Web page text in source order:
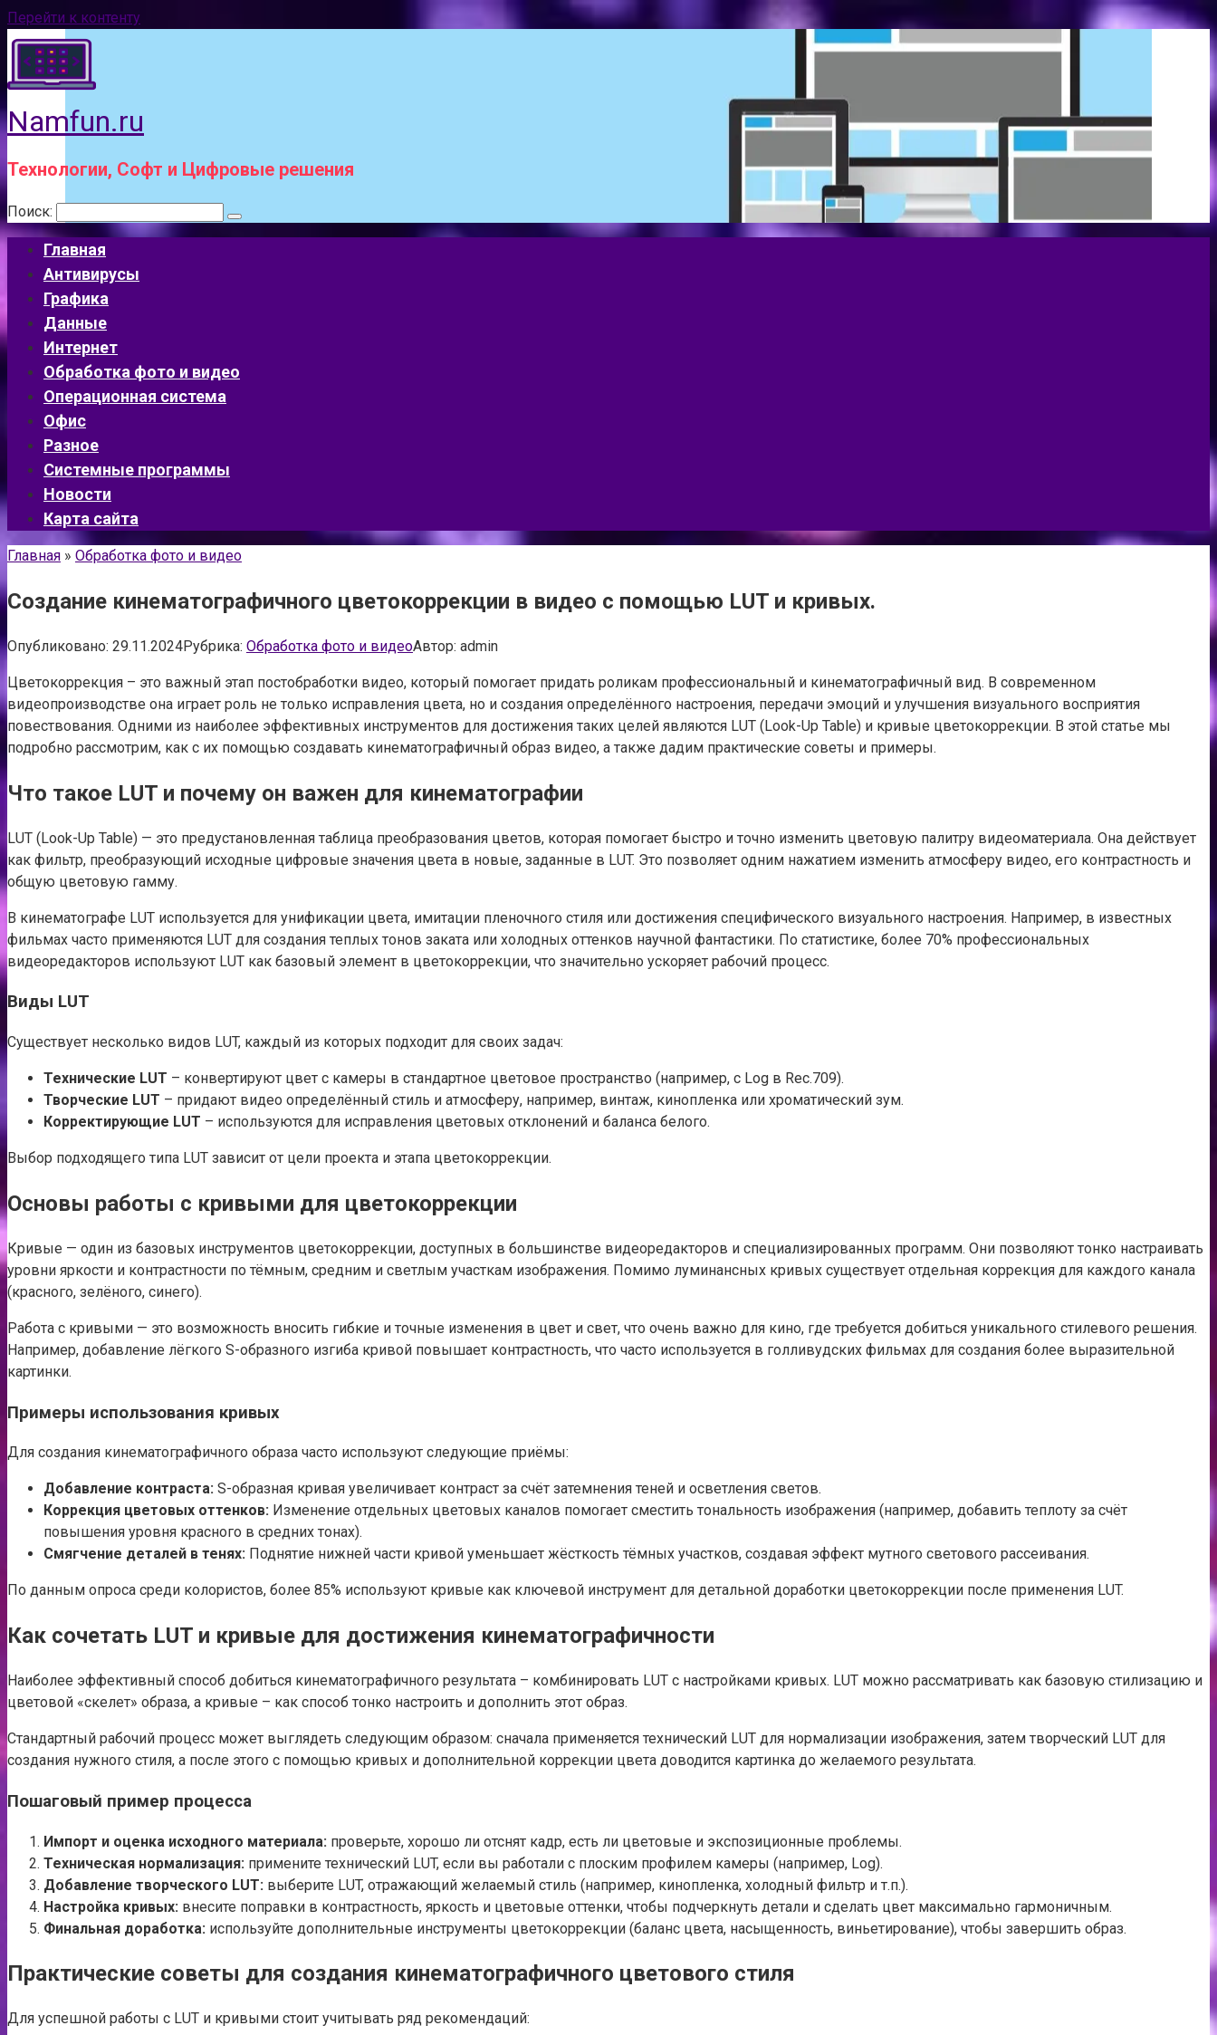
Перейти к контенту
Namfun.ru
Технологии, Софт и Цифровые решения
Поиск:
Главная
Антивирусы
Графика
Данные
Интернет
Обработка фото и видео
Операционная система
Офис
Разное
Системные программы
Новости
Карта сайта
Главная » Обработка фото и видео
Создание кинематографичного цветокоррекции в видео с помощью LUT и кривых.
Опубликовано: 29.11.2024Рубрика: Обработка фото и видеоАвтор: admin
Цветокоррекция – это важный этап постобработки видео, который помогает придать роликам профессиональный и кинематографичный вид. В современном
видеопроизводстве она играет роль не только исправления цвета, но и создания определённого настроения, передачи эмоций и улучшения визуального восприятия
повествования. Одними из наиболее эффективных инструментов для достижения таких целей являются LUT (Look-Up Table) и кривые цветокоррекции. В этой статье мы
подробно рассмотрим, как с их помощью создавать кинематографичный образ видео, а также дадим практические советы и примеры.
Что такое LUT и почему он важен для кинематографии
LUT (Look-Up Table) — это предустановленная таблица преобразования цветов, которая помогает быстро и точно изменить цветовую палитру видеоматериала. Она действует
как фильтр, преобразующий исходные цифровые значения цвета в новые, заданные в LUT. Это позволяет одним нажатием изменить атмосферу видео, его контрастность и
общую цветовую гамму.
В кинематографе LUT используется для унификации цвета, имитации пленочного стиля или достижения специфического визуального настроения. Например, в известных
фильмах часто применяются LUT для создания теплых тонов заката или холодных оттенков научной фантастики. По статистике, более 70% профессиональных
видеоредакторов используют LUT как базовый элемент в цветокоррекции, что значительно ускоряет рабочий процесс.
Виды LUT
Существует несколько видов LUT, каждый из которых подходит для своих задач:
Технические LUT – конвертируют цвет с камеры в стандартное цветовое пространство (например, с Log в Rec.709).
Творческие LUT – придают видео определённый стиль и атмосферу, например, винтаж, кинопленка или хроматический зум.
Корректирующие LUT – используются для исправления цветовых отклонений и баланса белого.
Выбор подходящего типа LUT зависит от цели проекта и этапа цветокоррекции.
Основы работы с кривыми для цветокоррекции
Кривые — один из базовых инструментов цветокоррекции, доступных в большинстве видеоредакторов и специализированных программ. Они позволяют тонко настраивать
уровни яркости и контрастности по тёмным, средним и светлым участкам изображения. Помимо луминансных кривых существует отдельная коррекция для каждого канала
(красного, зелёного, синего).
Работа с кривыми — это возможность вносить гибкие и точные изменения в цвет и свет, что очень важно для кино, где требуется добиться уникального стилевого решения.
Например, добавление лёгкого S-образного изгиба кривой повышает контрастность, что часто используется в голливудских фильмах для создания более выразительной
картинки.
Примеры использования кривых
Для создания кинематографичного образа часто используют следующие приёмы:
Добавление контраста: S-образная кривая увеличивает контраст за счёт затемнения теней и осветления светов.
Коррекция цветовых оттенков: Изменение отдельных цветовых каналов помогает сместить тональность изображения (например, добавить теплоту за счёт
повышения уровня красного в средних тонах).
Смягчение деталей в тенях: Поднятие нижней части кривой уменьшает жёсткость тёмных участков, создавая эффект мутного светового рассеивания.
По данным опроса среди колористов, более 85% используют кривые как ключевой инструмент для детальной доработки цветокоррекции после применения LUT.
Как сочетать LUT и кривые для достижения кинематографичности
Наиболее эффективный способ добиться кинематографичного результата – комбинировать LUT с настройками кривых. LUT можно рассматривать как базовую стилизацию и
цветовой «скелет» образа, а кривые – как способ тонко настроить и дополнить этот образ.
Стандартный рабочий процесс может выглядеть следующим образом: сначала применяется технический LUT для нормализации изображения, затем творческий LUT для
создания нужного стиля, а после этого с помощью кривых и дополнительной коррекции цвета доводится картинка до желаемого результата.
Пошаговый пример процесса
Импорт и оценка исходного материала: проверьте, хорошо ли отснят кадр, есть ли цветовые и экспозиционные проблемы.
Техническая нормализация: примените технический LUT, если вы работали с плоским профилем камеры (например, Log).
Добавление творческого LUT: выберите LUT, отражающий желаемый стиль (например, кинопленка, холодный фильтр и т.п.).
Настройка кривых: внесите поправки в контрастность, яркость и цветовые оттенки, чтобы подчеркнуть детали и сделать цвет максимально гармоничным.
Финальная доработка: используйте дополнительные инструменты цветокоррекции (баланс цвета, насыщенность, виньетирование), чтобы завершить образ.
Практические советы для создания кинематографичного цветового стиля
Для успешной работы с LUT и кривыми стоит учитывать ряд рекомендаций: